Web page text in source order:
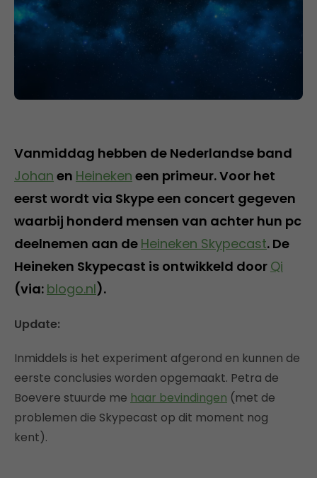
Vanmiddag hebben de Nederlandse band
Johan en Heineken een primeur. Voor het
eerst wordt via Skype een concert gegeven
waarbij honderd mensen van achter hun pc
deelnemen aan de Heineken Skypecast. De
Heineken Skypecast is ontwikkeld door Qi
(via: blogo.nl).
Update:
Inmiddels is het experiment afgerond en kunnen de
eerste conclusies worden opgemaakt. Petra de
Boevere stuurde me haar bevindingen (met de
problemen die Skypecast op dit moment nog
kent).